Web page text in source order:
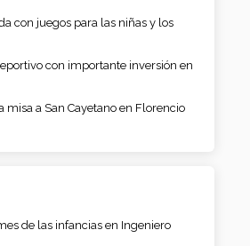
con juegos para las niñas y los
con importante inversión en
misa a San Cayetano en Florencio
de las infancias en Ingeniero